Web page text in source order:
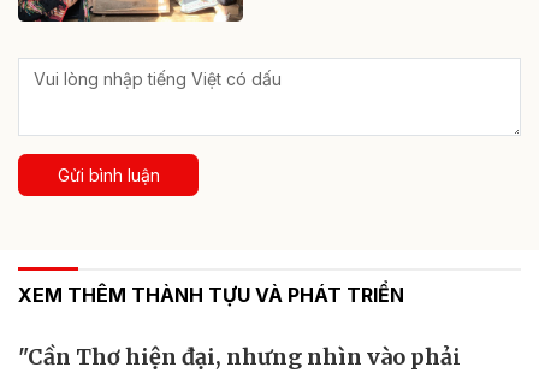
Gửi bình luận
XEM THÊM THÀNH TỰU VÀ PHÁT TRIỂN
"Cần Thơ hiện đại, nhưng nhìn vào phải